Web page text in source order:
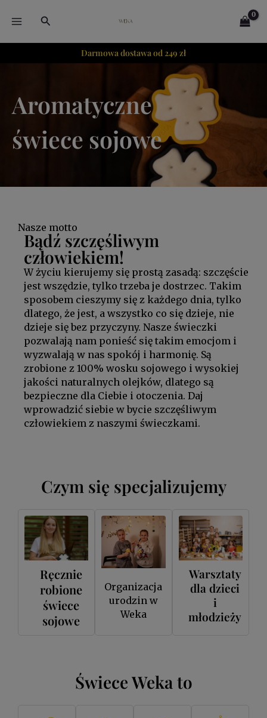
Szukaj
Darmowa dostawa od 249 zł
Aromatyczne
świece sojowe
Nasze motto
Bądź szczęśliwym
człowiekiem!
W życiu kierujemy się prostą zasadą: szczęście
jest wszędzie, tylko trzeba je dostrzec. Takim
sposobem cieszymy się z każdego dnia, tylko
dlatego, że jest, a wszystko co się dzieje, nie
dzieje się bez przyczyny. Nasze świeczki
pozwalają nam ponieść się takim emocjom i
wyzwalają w nas spokój i harmonię. Są
zrobione z 100% wosku sojowego i wysokiej
jakości naturalnych olejków, dlatego są
bezpieczne dla Ciebie i otoczenia. Daj
wprowadzić siebie w bycie szczęśliwym
człowiekiem z naszymi świeczkami.
Czym się specjalizujemy
Ręcznie
robione
świece
sojowe
Organizacja
urodzin w
Weka
Warsztaty
dla dzieci
i
młodzieży
Świece Weka to